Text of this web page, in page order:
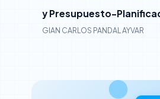
y Presupuesto-
GIAN CARLOS PANDAL AYVAR